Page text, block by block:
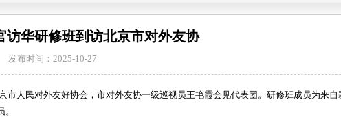
访华研修班到访北京市对外友协
发布时间：2025-10-27
市人民对外友好协会，市对外友协一级巡视员王艳霞会见代表团。研修班成员为来自